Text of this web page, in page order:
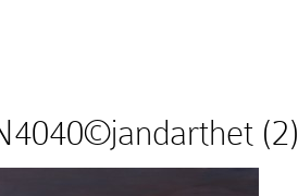
(2)